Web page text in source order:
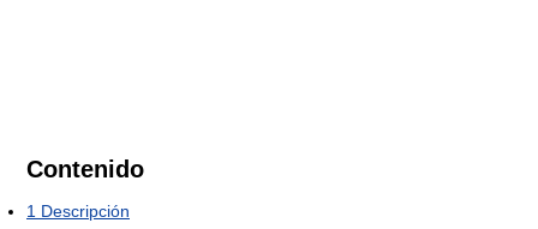
Contenido
1 Descripción